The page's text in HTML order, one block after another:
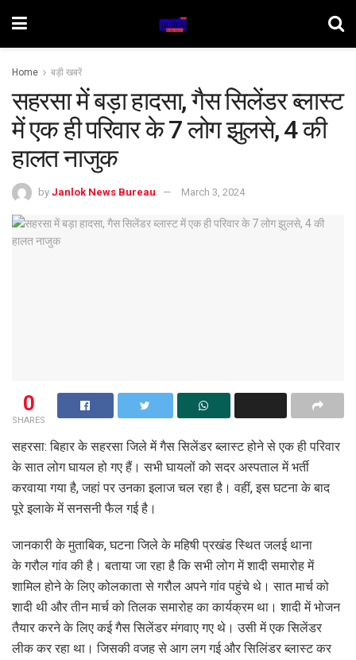
Home बड़ी खबरें
सहरसा में बड़ा हादसा, गैस सिलेंडर ब्लास्ट
में एक ही परिवार के 7 लोग झुलसे, 4 की
हालत नाजुक
by Janlok News Bureau March 3, 2024
0
SHARES
सहरसा: बिहार के सहरसा जिले में गैस सिलेंडर ब्लास्ट होने से एक ही परिवार
के सात लोग घायल हो गए हैं। सभी घायलों को सदर अस्पताल में भर्ती
करवाया गया है, जहां पर उनका इलाज चल रहा है। वहीं, इस घटना के बाद
पूरे इलाके में सनसनी फैल गई है।
जानकारी के मुताबिक, घटना जिले के महिषी प्रखंड स्थित जलई थाना
के गरौल गांव की है। बताया जा रहा है कि सभी लोग में शादी समारोह में
शामिल होने के लिए कोलकाता से गरौल अपने गांव पहुंचे थे। सात मार्च को
शादी थी और तीन मार्च को तिलक समारोह का कार्यक्रम था। शादी में भोजन
तैयार करने के लिए कई गैस सिलेंडर मंगवाए गए थे। उसी में एक सिलेंडर
लीक कर रहा था। जिसकी वजह से आग लग गई और सिलिंडर ब्लास्ट कर